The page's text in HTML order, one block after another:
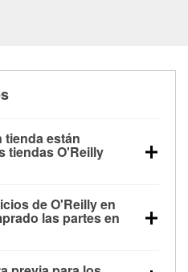
tienda están
tiendas O'Reilly
de alternador y
de la luz “Check Engine”
de
están disponibles en
de O'Reilly en
las partes en